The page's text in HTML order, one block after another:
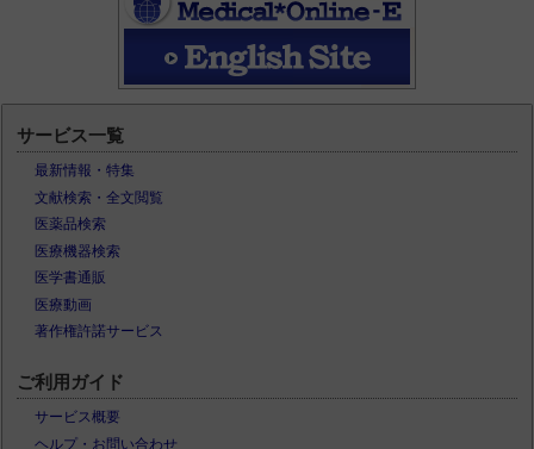
サービス一覧
最新情報・特集
文献検索・全文閲覧
医薬品検索
医療機器検索
医学書通販
医療動画
著作権許諾サービス
ご利用ガイド
サービス概要
ヘルプ・お問い合わせ